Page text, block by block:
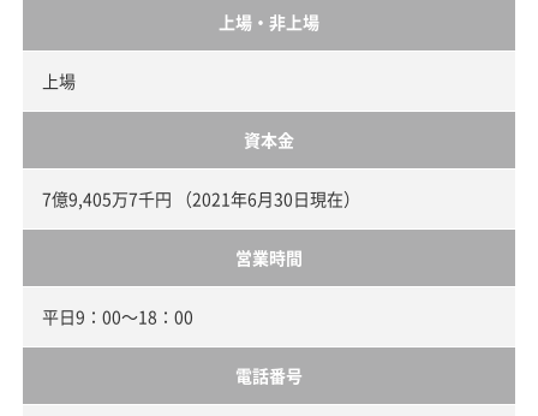
上場・非上場
上場
資本金
7億9,405万7千円 （2021年6月30日現在）
営業時間
平日9：00～18：00
電話番号